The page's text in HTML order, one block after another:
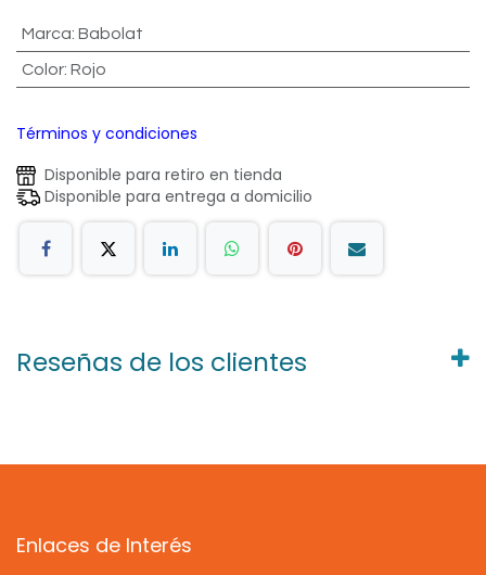
Marca: Babolat
Color: Rojo
Términos y condiciones
Disponible para retiro en tienda
Disponible para entrega a domicilio
Reseñas de los clientes
Enlaces de Interés